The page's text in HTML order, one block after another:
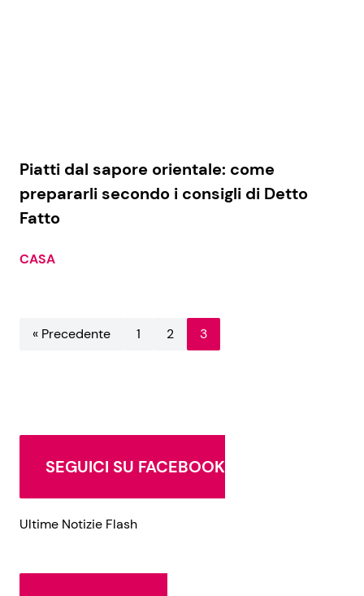
Piatti dal sapore orientale: come
prepararli secondo i consigli di Detto
Fatto
CASA
« Precedente 1 2 3
SEGUICI SU FACEBOOK
Ultime Notizie Flash